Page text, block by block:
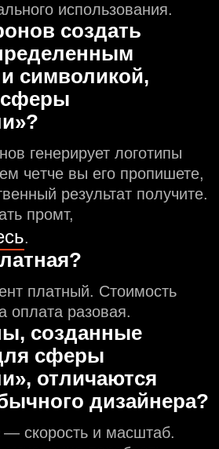
использования.
создать
символикой,
генерирует логотипы
чeтче вы его пропишете,
результат получите.
промт,
.
платный. Стоимость
оплата разовая.
созданные
сферы
отличаются
дизайнера?
— скорость и масштаб.